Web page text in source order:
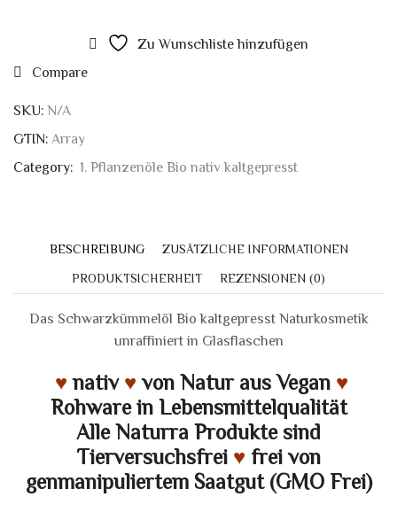
unraffiniert
Naturkosmetik
Zu Wunschliste hinzufügen
Compare
SKU: N/A
GTIN: Array
Category: 1. Pflanzenöle Bio nativ kaltgepresst
BESCHREIBUNG ZUSÄTZLICHE INFORMATIONEN
PRODUKTSICHERHEIT REZENSIONEN (0)
Das Schwarzkümmelöl Bio kaltgepresst Naturkosmetik
unraffiniert in Glasflaschen
♥ nativ ♥von Natur aus Vegan ♥
Rohware in Lebensmittelqualität
Alle Naturra Produkte sind
Tierversuchsfrei ♥ frei von
genmanipuliertem Saatgut (GMO Frei)